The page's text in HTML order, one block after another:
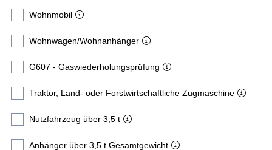
Wohnmobil
Wohnwagen/Wohnanhänger
G607 - Gaswiederholungsprüfung
Traktor, Land- oder Forstwirtschaftliche Zugmaschine
Nutzfahrzeug über 3,5 t
Anhänger über 3,5 t Gesamtgewicht